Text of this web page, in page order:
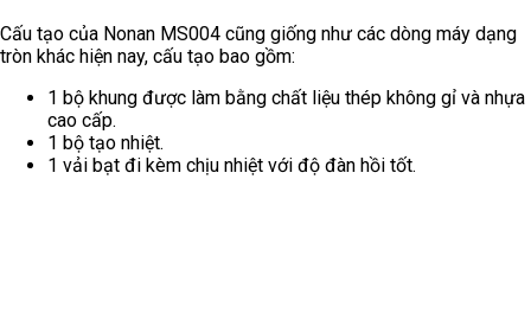
Xuất xứ: Trung Quốc
Máy sấy quần áo Nonan MS-004 được thiết kế rất thông minh,
có thể gấp gọn dễ dàng để bảo quản và giúp tiết kiệm không
gian đáng kể.
Đôi nét về máy sấy quần áo nonan